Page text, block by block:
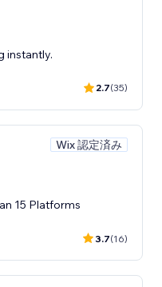
instantly.
2.7(35)
Wix 認定済み
15 Platforms
3.7(16)